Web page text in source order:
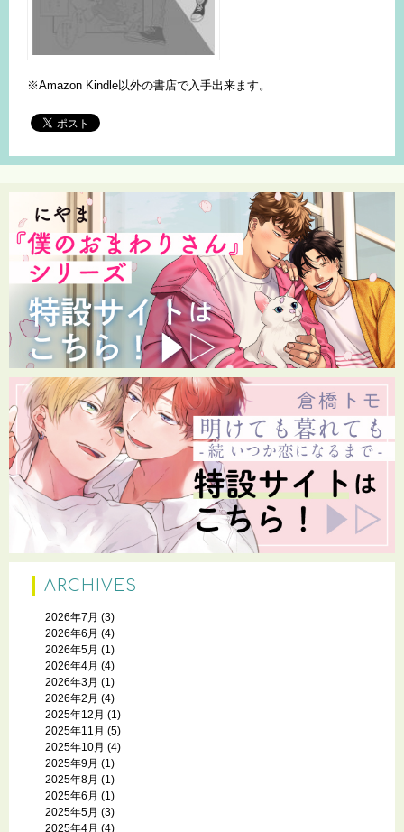
※Amazon Kindle以外の書店で入手出来ます。
ARCHIVES
2026年7月 (3)
2026年6月 (4)
2026年5月 (1)
2026年4月 (4)
2026年3月 (1)
2026年2月 (4)
2025年12月 (1)
2025年11月 (5)
2025年10月 (4)
2025年9月 (1)
2025年8月 (1)
2025年6月 (1)
2025年5月 (3)
2025年4月 (4)